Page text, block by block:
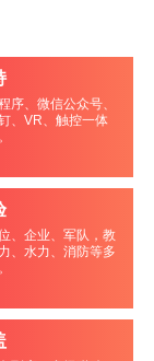
序、微信公众号、
、VR、触控一体
、企业、军队，教
、水力、消防等多